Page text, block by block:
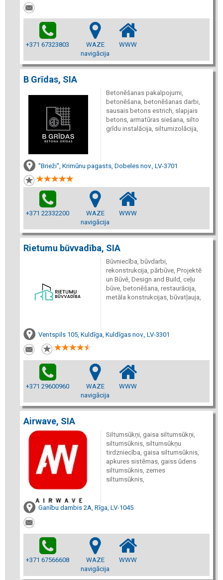
+371 67323803
WAZE
navigācija
WWW
B Grīdas, SIA
Betonēšanas pakalpojumi,
betonēšana, betonēšanas darbi,
sausais betons estrich, slapjais
betons, armatūras siešana, silto
grīdu instalācija, siltumizolācija,
"Brieži", Krimūnu pagasts, Dobeles nov., LV-3701
+371 22332200
WAZE
navigācija
WWW
Rietumu būvvadība, SIA
Būvniecība, būvdarbi,
rekonstrukcija, pārbūve, Projektē
un Būvē, Design and Build, ceļu
būve, betonēšana, restaurācija,
metāla konstrukcijas, būvatļauja,
Ventspils 105, Kuldīga, Kuldīgas nov., LV-3301
+371 29600960
WAZE
navigācija
WWW
Airwave, SIA
Siltumsūkņi, gaisa siltumsūkņi,
siltumsūknis, siltumsūkņu
tirdzniecība, gaisa siltumsūknis,
apkures sistēmas, gaiss ūdens
siltumsūknis, zemes
siltumsūknis,
Ganību dambis 2A, Rīga, LV-1045
+371 67566608
WAZE
navigācija
WWW